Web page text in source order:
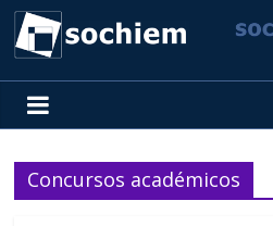
SOCHIEM
Sociedad
Chilena
deConcursos académicos